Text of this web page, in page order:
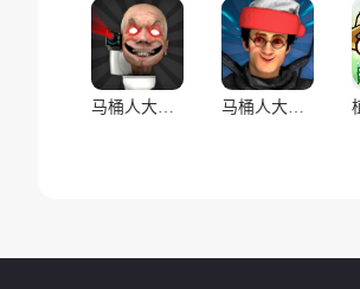
马桶人大战:开放世界万圣节版(辅助菜单) 马桶人大战:开放世界(辅助菜单)